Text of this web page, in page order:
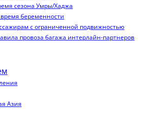
сезона Умры/Хаджа
беременности
с ограниченной подвижностью
провоза багажа интерлайн-партнеров
Азия